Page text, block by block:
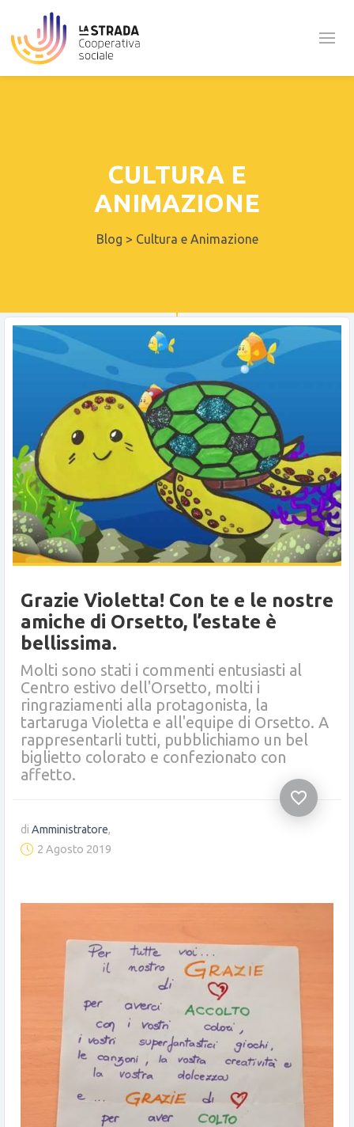
CULTURA E
ANIMAZIONE
Blog > Cultura e Animazione
Grazie Violetta! Con te e le nostre
amiche di Orsetto, l’estate è
bellissima.
Molti sono stati i commenti entusiasti al
Centro estivo dell'Orsetto, molti i
ringraziamenti alla protagonista, la
tartaruga Violetta e all'equipe di Orsetto. A
rappresentarli tutti, pubblichiamo un bel
biglietto colorato e confezionato con
affetto.
favorite_border
di Amministratore,
2 Agosto 2019